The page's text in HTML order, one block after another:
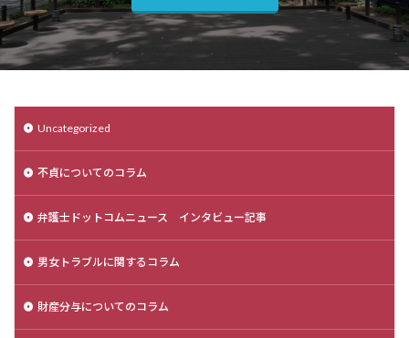
Uncategorized
不貞についてのコラム
弁護士ドットコムニュース インタビュー記事
男女トラブルに関するコラム
財産分与についてのコラム